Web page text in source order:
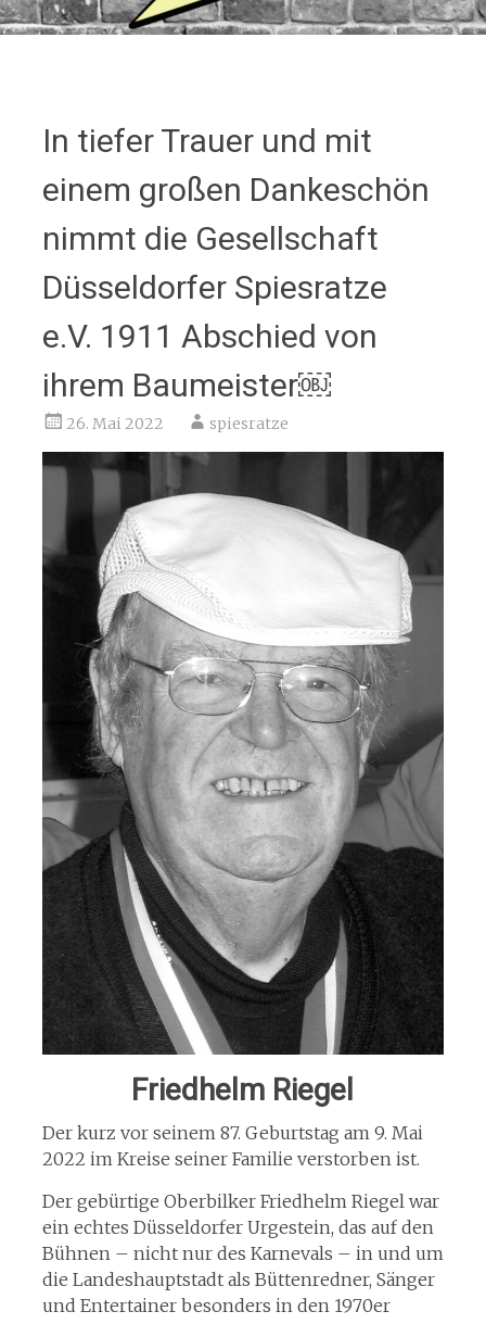
In tiefer Trauer und mit
einem großen Dankeschön
nimmt die Gesellschaft
Düsseldorfer Spiesratze
e.V. 1911 Abschied von
ihrem Baumeister￼
26. Mai 2022 spiesratze
Friedhelm Riegel
Der kurz vor seinem 87. Geburtstag am 9. Mai
2022 im Kreise seiner Familie verstorben ist.
Der gebürtige Oberbilker Friedhelm Riegel war
ein echtes Düsseldorfer Urgestein, das auf den
Bühnen – nicht nur des Karnevals – in und um
die Landeshauptstadt als Büttenredner, Sänger
und Entertainer besonders in den 1970er